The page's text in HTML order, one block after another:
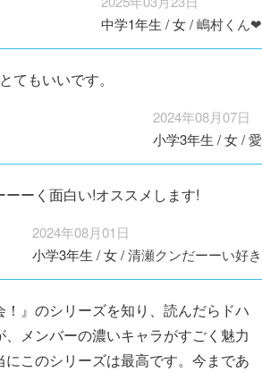
中学1年生 /女/嶋村くん❤
てもいいです。
2024年08月07日
小学3年生 /女/愛
ーく面白い!オススメします!
2024年08月01日
小学3年生 /女/清瀬クンだーーい好き
』のシリーズを知り、読んだらドハ
メンバーの濃いキャラがすごく魅力
このシリーズは最高です。今まであ
いに始動！ 限
庫の名作「電子
合本版」おすす
め